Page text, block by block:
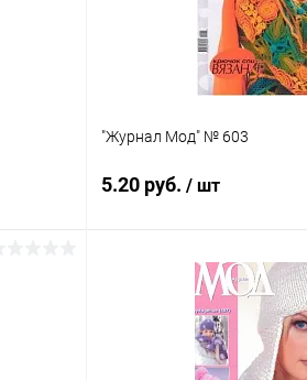
"Журнал Мод" № 603
5.20 руб. / шт
В
Купить в 1 клик
В избранное